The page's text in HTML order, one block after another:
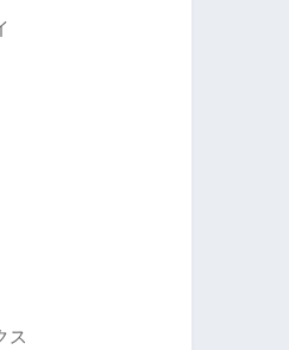
ス